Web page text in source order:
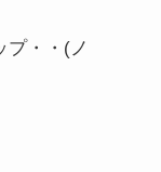
プ・・(ノ